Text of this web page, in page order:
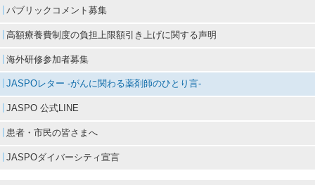
パブリックコメント募集
高額療養費制度の負担上限額引き上げに関する声明
海外研修参加者募集
JASPOレター -がんに関わる薬剤師のひとり言-
JASPO 公式LINE
患者・市民の皆さまへ
JASPOダイバーシティ宣言